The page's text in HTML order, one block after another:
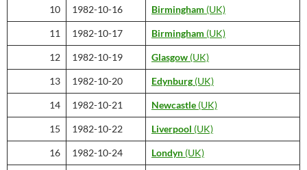
10 1982-10-16 Birmingham (UK)
11 1982-10-17 Birmingham (UK)
12 1982-10-19 Glasgow (UK)
13 1982-10-20 Edynburg (UK)
14 1982-10-21 Newcastle (UK)
15 1982-10-22 Liverpool (UK)
16 1982-10-24 Londyn (UK)